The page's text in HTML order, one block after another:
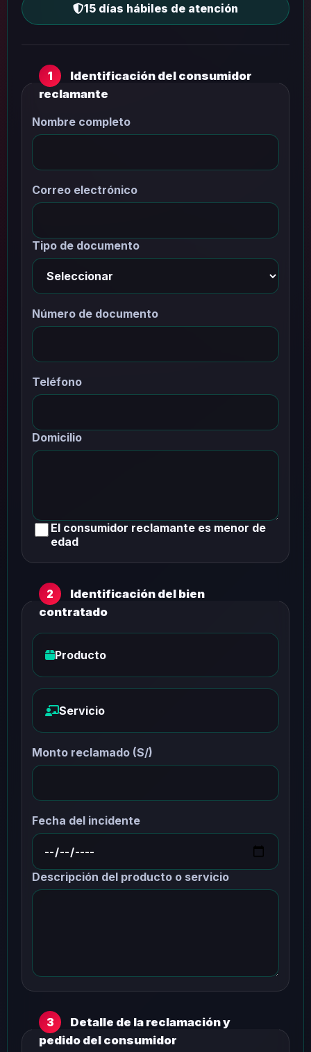
15 días hábiles de atención
1
Identificación del consumidor
reclamante
Nombre completo
Correo electrónico
Tipo de documento
Número de documento
Teléfono
Domicilio
El consumidor reclamante es menor de
edad
2
Identificación del bien
contratado
Producto
Servicio
Monto reclamado (S/)
Fecha del incidente
Descripción del producto o servicio
3
Detalle de la reclamación y
pedido del consumidor